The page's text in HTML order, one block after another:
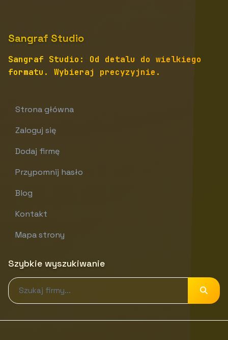
Sangraf Studio
Sangraf Studio: Od detalu do wielkiego
formatu. Wybieraj precyzyjnie.
Strona główna
Zaloguj się
Dodaj firmę
Przypomnij hasło
Blog
Kontakt
Mapa strony
Szybkie wyszukiwanie